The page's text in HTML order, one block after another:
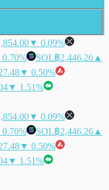
▼ 0.09%
SOL฿2,446.26 ▲
▼ 0.50%
▼ 1.51%
▼ 0.09%
SOL฿2,446.26 ▲
▼ 0.50%
▼ 1.51%